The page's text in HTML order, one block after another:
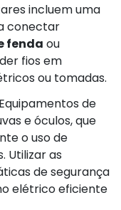
incluem uma
conectar
fenda ou
fios em
ou tomadas.
de
e óculos, que
o uso de
Utilizar as
de segurança
elétrico eficiente